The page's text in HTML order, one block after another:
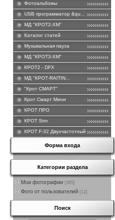
Фотоальбомы
USB программатор &qu...
МД "КРОТ2-ХМ"
Каталог статей
Музыкальная пауза
МД "КРОТ3-ХМ"
КРОТ2 - DFХ
МД "КРОТ-RAITIN...
"Крот СМАРТ"
Крот Смарт Мини
КРОТ ПРО
КРОТ Stm
КРОТ F-32 Двухчастотный .
Форма входа
Категории раздела
Мои фотографии [365]
Фото от пользователей [12]
Поиск